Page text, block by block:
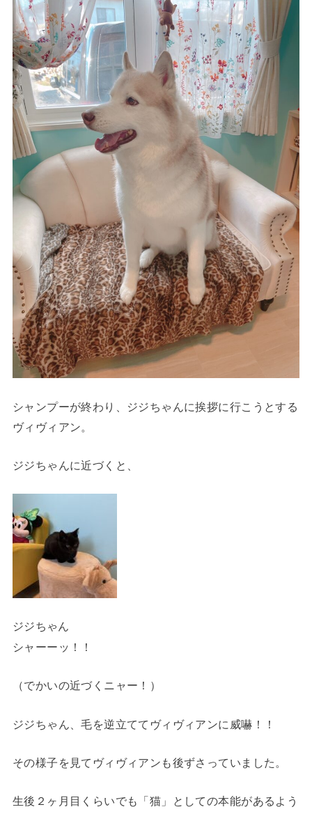
シャンプーが終わり、ジジちゃんに挨拶に行こうとする
ヴィヴィアン。
ジジちゃんに近づくと、
ジジちゃん
シャーーッ！！
（でかいの近づくニャー！）
ジジちゃん、毛を逆立ててヴィヴィアンに威嚇！！
その様子を見てヴィヴィアンも後ずさっていました。
生後２ヶ月目くらいでも「猫」としての本能があるよう